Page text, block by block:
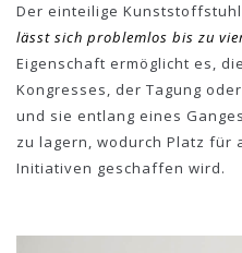
Der einteilige Kunststoffstuhl
lässt sich problemlos bis zu
Eigenschaft ermöglicht es,
Kongresses, der Tagung
und sie entlang eines
zu lagern, wodurch Platz für
Initiativen geschaffen wird.